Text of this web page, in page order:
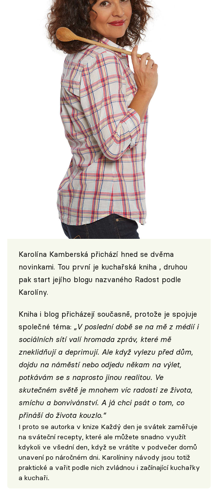
Karolína Kamberská přichází hned se dvěma
novinkami. Tou první je kuchařská kniha , druhou
pak start jejího blogu nazvaného Radost podle
Karolíny.
Kniha i blog přicházejí současně, protože je spojuje
společné téma: „V poslední době se na mě z médií i
sociálních sítí valí hromada zpráv, které mě
zneklidňují a deprimují. Ale když vylezu před dům,
dojdu na náměstí nebo odjedu někam na výlet,
potkávám se s naprosto jinou realitou. Ve
skutečném světě je mnohem víc radosti ze života,
smíchu a bonvivánství. A já chci psát o tom, co
přináší do života kouzlo.“
I proto se autorka v knize Každý den je svátek zaměřuje
na sváteční recepty, které ale můžete snadno využít
kdykoli ve všední den, když se vrátíte v podvečer domů
unavení po náročném dni. Karolíniny návody jsou totiž
praktické a vařit podle nich zvládnou i začínající kuchařky
a kuchaři.